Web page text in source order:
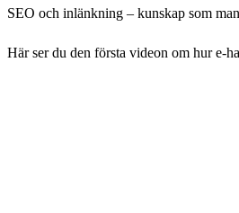
SEO och inlänkning – kunskap som
Här ser du den första videon om hur e-